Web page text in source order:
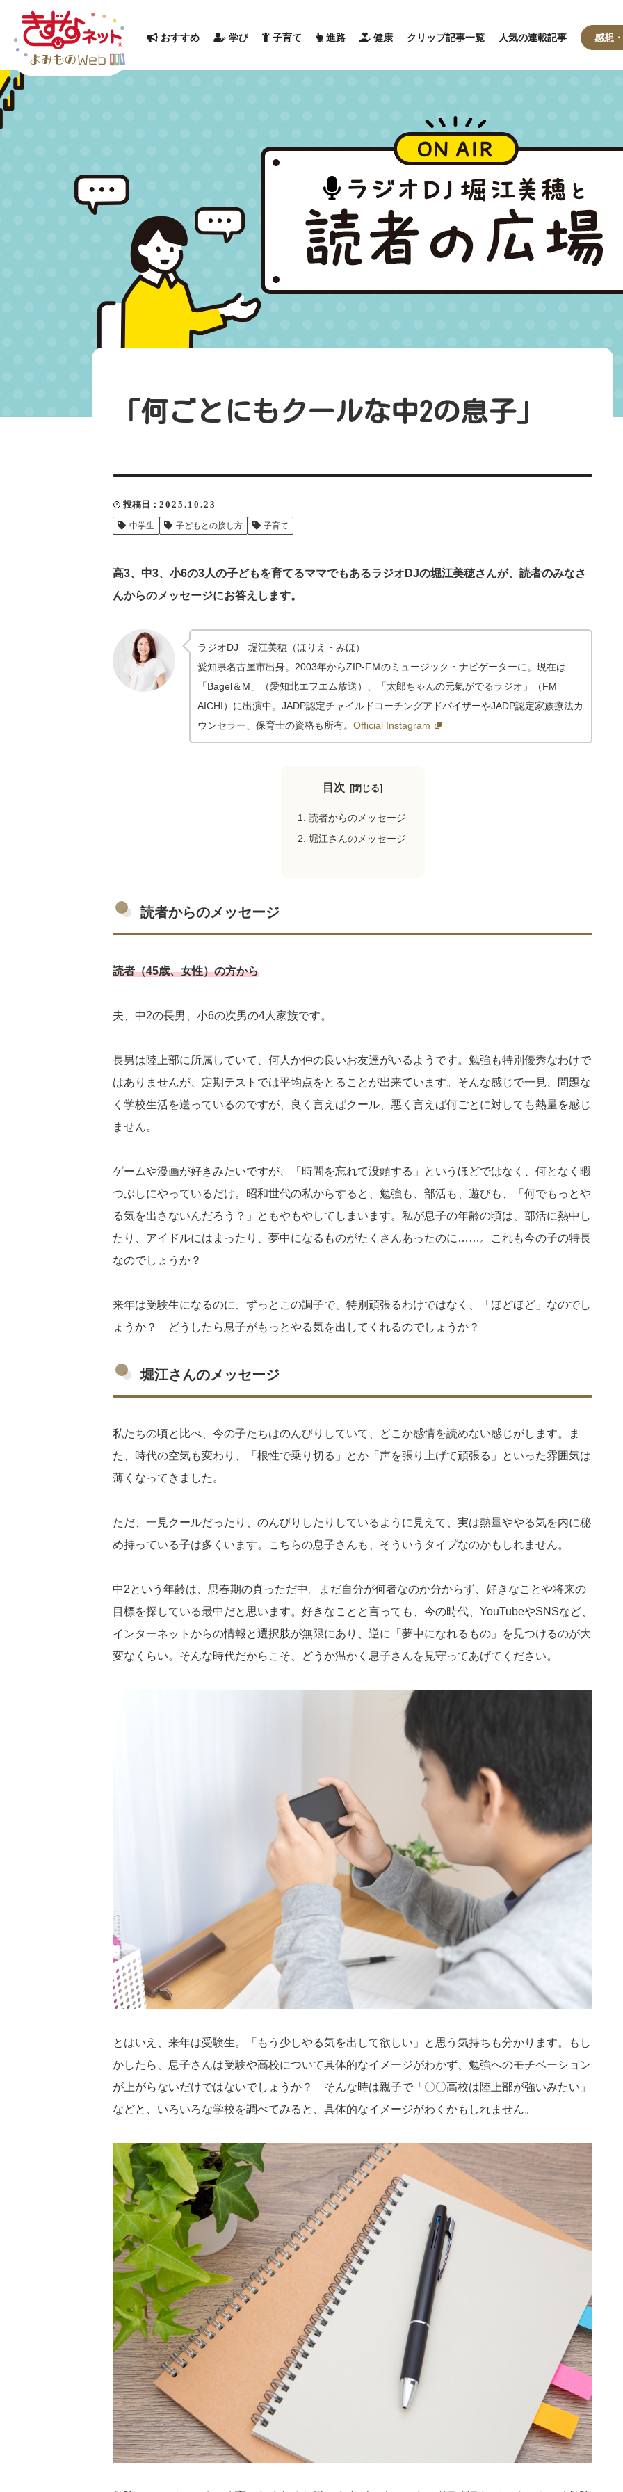
おすすめ 学び 子育て 進路 健康 クリップ記事一覧 人気の連載記事 感想
「何ごとにもクールな中2の息子」
投稿日 2025.10.23
中学生 子どもとの接し方 子育て
高3、中3、小6の3人の子どもを育てるママでもあるラジオDJの堀江美穂さんが、読者のみなさ
んからのメッセージにお答えします。
ラジオDJ 堀江美穂（ほりえ・みほ）
愛知県名古屋市出身。2003年からZIP-FＭのミュージック・ナビゲーターに。現在は
「Bagel＆M」（愛知北エフエム放送）、「太郎ちゃんの元氣がでるラジオ」（FM
AICHI）に出演中。JADP認定チャイルドコーチングアドバイザーやJADP認定家族療法カ
ウンセラー、保育士の資格も所有。 Official Instagram
目次
読者からのメッセージ
堀江さんのメッセージ
読者からのメッセージ
読者（45歳、女性）の方から
夫、中2の長男、小6の次男の4人家族です。
長男は陸上部に所属していて、何人か仲の良いお友達がいるようです。勉強も特別優秀なわけで
はありませんが、定期テストでは平均点をとることが出来ています。そんな感じで一見、問題な
く学校生活を送っているのですが、良く言えばクール、悪く言えば何ごとに対しても熱量を感じ
ません。
ゲームや漫画が好きみたいですが、「時間を忘れて没頭する」というほどではなく、何となく暇
つぶしにやっているだけ。昭和世代の私からすると、勉強も、部活も、遊びも、「何でもっとや
る気を出さないんだろう？」ともやもやしてしまいます。私が息子の年齢の頃は、部活に熱中し
たり、アイドルにはまったり、夢中になるものがたくさんあったのに……。これも今の子の特長
なのでしょうか？
来年は受験生になるのに、ずっとこの調子で、特別頑張るわけではなく、「ほどほど」なのでし
ょうか？ どうしたら息子がもっとやる気を出してくれるのでしょうか？
堀江さんのメッセージ
私たちの頃と比べ、今の子たちはのんびりしていて、どこか感情を読めない感じがします。ま
た、時代の空気も変わり、「根性で乗り切る」とか「声を張り上げて頑張る」といった雰囲気は
薄くなってきました。
ただ、一見クールだったり、のんびりしたりしているように見えて、実は熱量ややる気を内に秘
め持っている子は多くいます。こちらの息子さんも、そういうタイプなのかもしれません。
中2という年齢は、思春期の真っただ中。まだ自分が何者なのか分からず、好きなことや将来の
目標を探している最中だと思います。好きなことと言っても、今の時代、YouTubeやSNSなど、
インターネットからの情報と選択肢が無限にあり、逆に「夢中になれるもの」を見つけるのが大
変なくらい。そんな時代だからこそ、どうか温かく息子さんを見守ってあげてください。
とはいえ、来年は受験生。「もう少しやる気を出して欲しい」と思う気持ちも分かります。もし
かしたら、息子さんは受験や高校について具体的なイメージがわかず、勉強へのモチベーション
が上がらないだけではないでしょうか？ そんな時は親子で「〇〇高校は陸上部が強いみたい」
などと、いろいろな学校を調べてみると、具体的なイメージがわくかもしれません。